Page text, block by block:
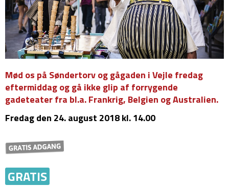
Mød os på Søndertorv og gågaden i Vejle fredag
eftermiddag og gå ikke glip af forrygende
gadeteater fra bl.a. Frankrig, Belgien og Australien.
Fredagden 24. august 2018 kl. 14.00
GRATIS